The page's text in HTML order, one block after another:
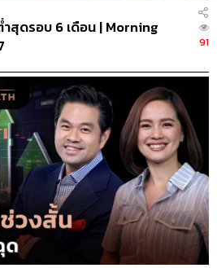
ำสุดรอบ 6 เดือน | Morning
91